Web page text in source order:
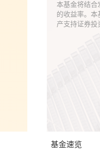
本基金将结
的收益率。
产支持证券投
基金速览